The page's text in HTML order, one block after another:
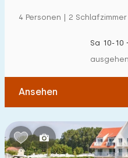
4 Personen | 2
Sa 10-10
Ansehen